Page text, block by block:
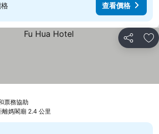
查看價格
分享 放
票務協助
離媽閣廟 2.4 公里